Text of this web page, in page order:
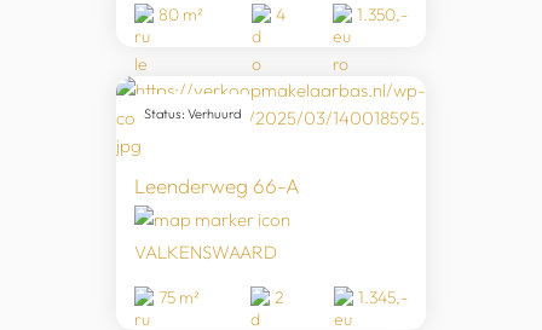
80 m² 4 1.350,-
Leenderweg 66-A
VALKENSWAARD
Status: Verhuurd
75 m² 2 1.345,-